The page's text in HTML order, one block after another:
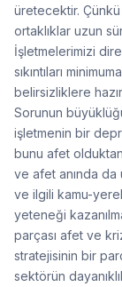
üretecektir. Çünkü
ortaklıklar uzun
İşletmelerimizi
sıkıntıları
belirsizliklere
Sorunun
işletmenin bir
bunu afet
ve afet anında da
ve ilgili kamu-
yeteneği
parçası afet ve
stratejisinin bir
sektörün